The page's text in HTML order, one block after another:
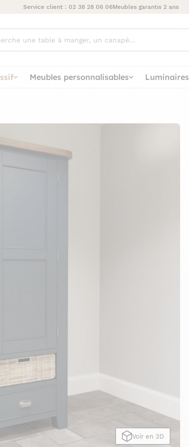
Service client : 02 38 28 06 06Meubles garantis 2 ans
Meubles personnalisables Luminaires
Voir en 3D